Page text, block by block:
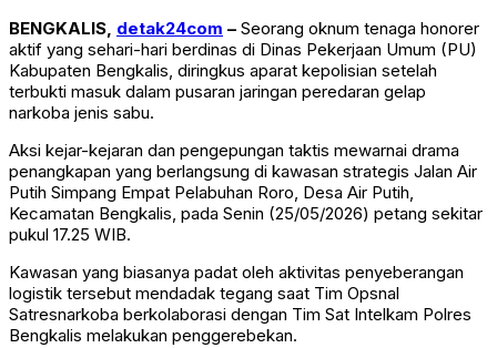
BENGKALIS, detak24com – Seorang oknum tenaga honorer
aktif yang sehari-hari berdinas di Dinas Pekerjaan Umum (PU)
Kabupaten Bengkalis, diringkus aparat kepolisian setelah
terbukti masuk dalam pusaran jaringan peredaran gelap
narkoba jenis sabu.
Aksi kejar-kejaran dan pengepungan taktis mewarnai drama
penangkapan yang berlangsung di kawasan strategis Jalan Air
Putih Simpang Empat Pelabuhan Roro, Desa Air Putih,
Kecamatan Bengkalis, pada Senin (25/05/2026) petang sekitar
pukul 17.25 WIB.
Kawasan yang biasanya padat oleh aktivitas penyeberangan
logistik tersebut mendadak tegang saat Tim Opsnal
Satresnarkoba berkolaborasi dengan Tim Sat Intelkam Polres
Bengkalis melakukan penggerebekan.